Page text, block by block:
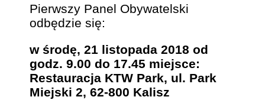
Pierwszy Panel Obywatelski
odbędzie się:
w środę, 21 listopada 2018 od
godz. 9.00 do 17.45 miejsce:
Restauracja KTW Park, ul. Park
Miejski 2, 62-800 Kalisz